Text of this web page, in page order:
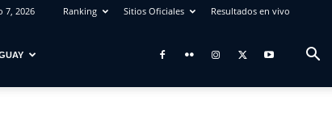
7, 2026 Ranking Sitios Oficiales Resultados en vivo